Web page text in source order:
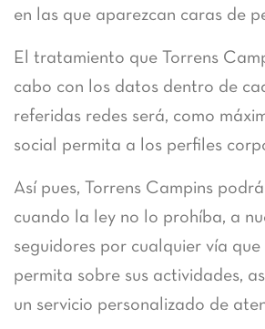
en las que aparezcan caras de
El tratamiento que Torrens
cabo con los datos dentro de
referidas redes será, como
social permita a los perfiles
Así pues, Torrens Campins
cuando la ley no lo prohíba, a
seguidores por cualquier vía que
permita sobre sus actividades,
un servicio personalizado de